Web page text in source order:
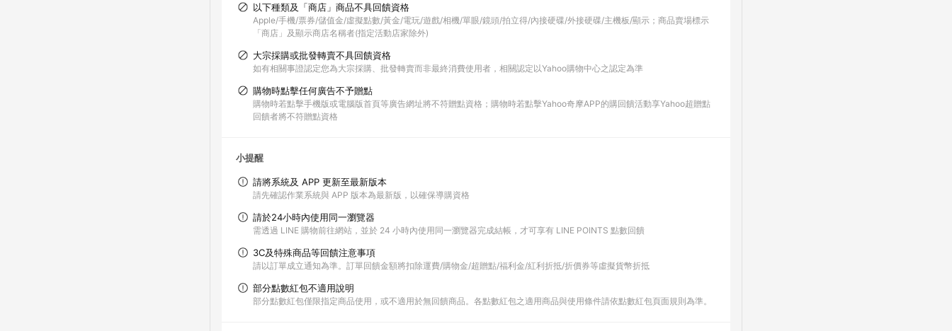
以下種類及「商店」商品不具回饋資格
Apple/手機/票券/儲值金/虛擬點數/黃金/電玩/遊戲/相機/單眼/鏡頭/拍立得/內接硬碟/外接硬碟/主機板/顯示；商品賣場標示
「商店」及顯示商店名稱者(指定活動店家除外)
大宗採購或批發轉賣不具回饋資格
如有相關事證認定您為大宗採購、批發轉賣而非最終消費使用者，相關認定以Yahoo購物中心之認定為準
購物時點擊任何廣告不予贈點
購物時若點擊手機版或電腦版首頁等廣告網址將不符贈點資格；購物時若點擊Yahoo奇摩APP的購回饋活動享Yahoo超贈點
回饋者將不符贈點資格
小提醒
請將系統及 APP 更新至最新版本
請先確認作業系統與 APP 版本為最新版，以確保導購資格
請於24小時內使用同一瀏覽器
需透過 LINE 購物前往網站，並於 24 小時內使用同一瀏覽器完成結帳，才可享有 LINE POINTS 點數回饋
3C及特殊商品等回饋注意事項
請以訂單成立通知為準。訂單回饋金額將扣除運費/購物金/超贈點/福利金/紅利折抵/折價券等虛擬貨幣折抵
部分點數紅包不適用說明
部分點數紅包僅限指定商品使用，或不適用於無回饋商品。各點數紅包之適用商品與使用條件請依點數紅包頁面規則為準。